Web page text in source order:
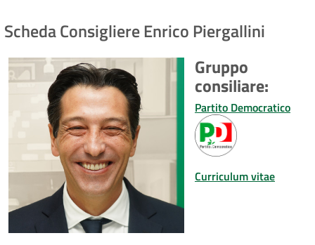
Scheda Consigliere Enrico Piergallini
Gruppo
consiliare:
Partito Democratico
Curriculum vitae